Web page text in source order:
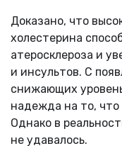
Доказано, что
холестерина
атеросклероза и
и инсультов. С
снижающих
надежда на то, что
Однако в
не удавалось.